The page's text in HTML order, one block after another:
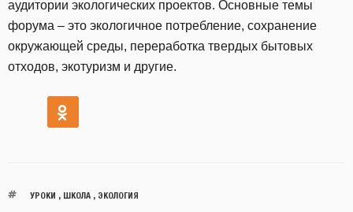
аудитории экологических проектов. Основные темы
форума – это экологичное потребление, сохранение
окружающей среды, переработка твердых бытовых
отходов, экотуризм и другие.
УРОКИ , ШКОЛА, ЭКОЛОГИЯ